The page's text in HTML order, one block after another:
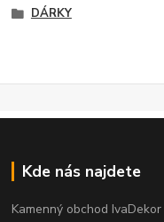
DÁRKY
Kde nás najdete
Kamenný obchod IvaDekor